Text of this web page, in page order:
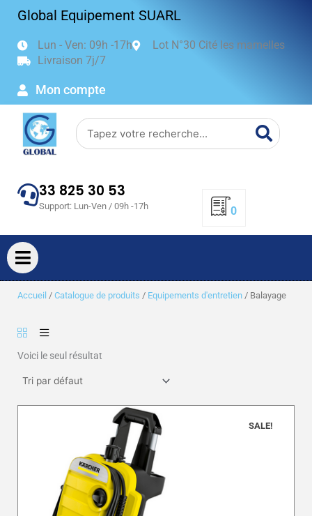
Global Equipement SUARL
Lun - Ven: 09h -17h
Lot N°30 Cité les mamelles
Livraison 7j/7
Mon compte
Search
33 825 30 53
Support: Lun-Ven / 09h -17h 0
Accueil / Catalogue de produits / Equipements d'entretien / Balayage
Voici le seul résultat
SALE!